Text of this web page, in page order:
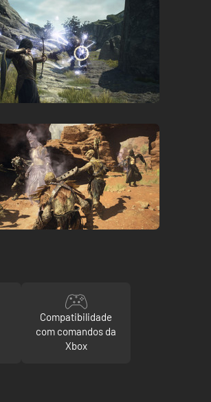
Compatibilidade
com comandos da
Xbox